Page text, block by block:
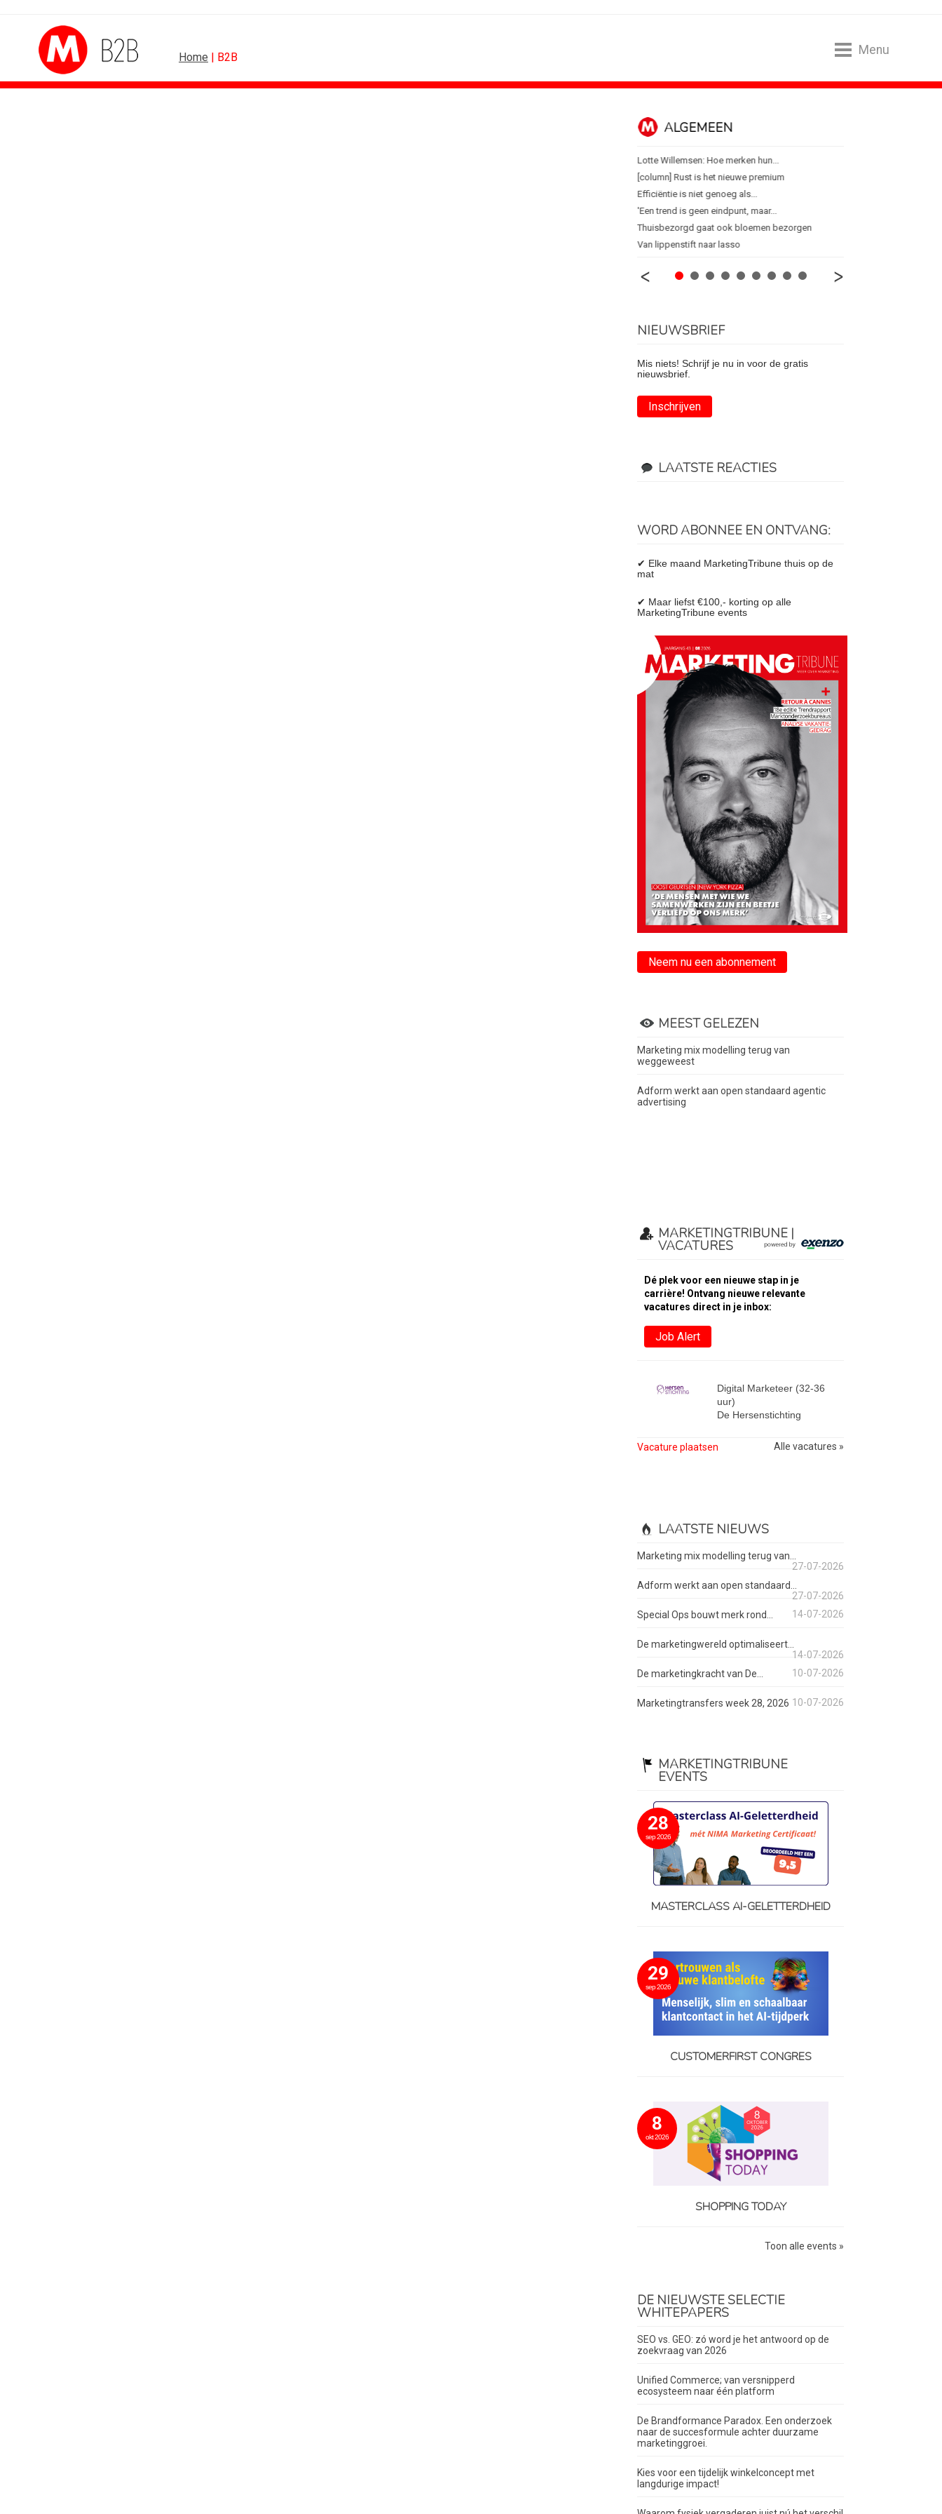
Home | B2B
Menu
ALGEMEEN
Lotte Willemsen: Hoe merken hun...
[column] Rust is het nieuwe premium
Efficiëntie is niet genoeg als...
'Een trend is geen eindpunt, maar...
Thuisbezorgd gaat ook bloemen bezorgen
Van lippenstift naar lasso
NIEUWSBRIEF
Mis niets! Schrijf je nu in voor de gratis
nieuwsbrief.
Inschrijven
LAATSTE REACTIES
WORD ABONNEE EN ONTVANG:
✔ Elke maand MarketingTribune thuis op de
mat
✔ Maar liefst €100,- korting op alle
MarketingTribune events
Neem nu een abonnement
MEEST GELEZEN
Marketing mix modelling terug van
weggeweest
Adform werkt aan open standaard agentic
advertising
MARKETINGTRIBUNE |
VACATURES
Dé plek voor een nieuwe stap in je
carrière! Ontvang nieuwe relevante
vacatures direct in je inbox:
Job Alert
Digital Marketeer (32-36
uur)
De Hersenstichting
Vacature plaatsen Alle vacatures »
LAATSTE NIEUWS
Marketing mix modelling terug van...
27-07-2026
Adform werkt aan open standaard...
27-07-2026
Special Ops bouwt merk rond...
14-07-2026
De marketingwereld optimaliseert...
14-07-2026
De marketingkracht van De...
10-07-2026
Marketingtransfers week 28, 2026 10-07-2026
MARKETINGTRIBUNE
EVENTS
28
sep 2026
MASTERCLASS AI-GELETTERDHEID
29
sep 2026
CUSTOMERFIRST CONGRES
8
okt 2026
SHOPPING TODAY
Toon alle events »
DE NIEUWSTE SELECTIE
WHITEPAPERS
SEO vs. GEO: zó word je het antwoord op de
zoekvraag van 2026
Unified Commerce; van versnipperd
ecosysteem naar één platform
De Brandformance Paradox. Een onderzoek
naar de succesformule achter duurzame
marketinggroei.
Kies voor een tijdelijk winkelconcept met
langdurige impact!